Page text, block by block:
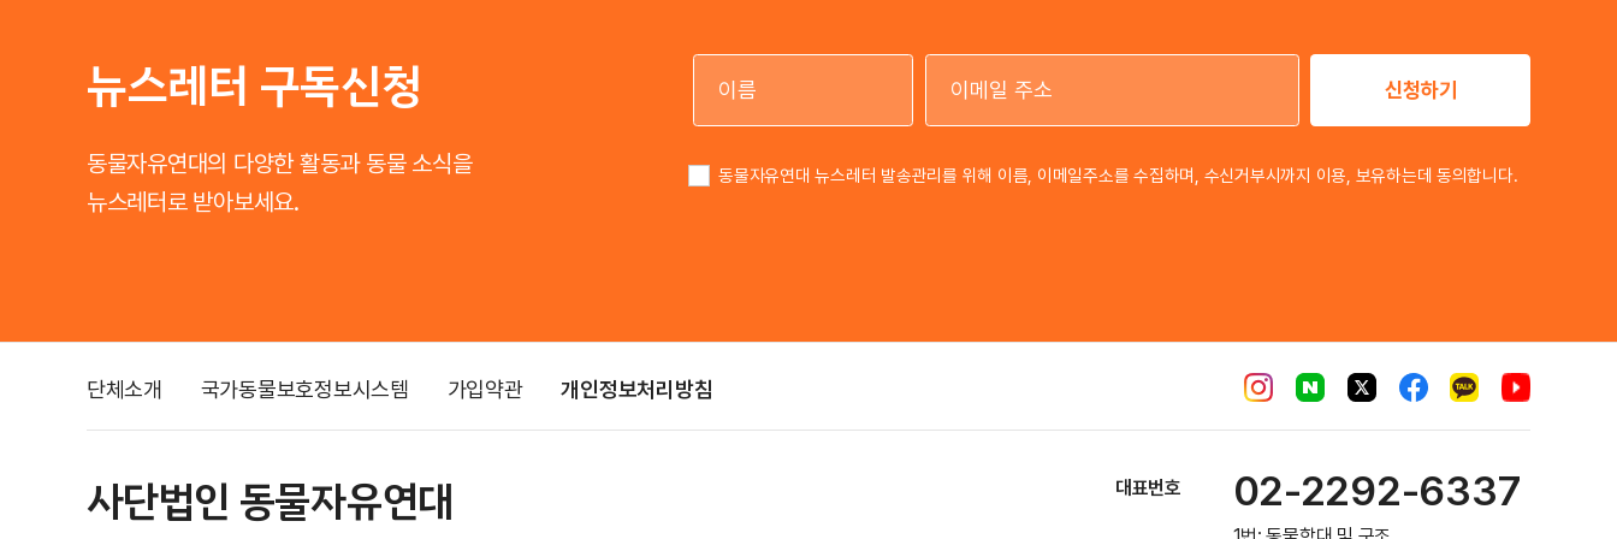
뉴스레터 구독신청
동물자유연대의 다양한 활동과 동물 소식을
뉴스레터로 받아보세요.
신청하기
동물자유연대 뉴스레터 발송관리를 위해 이름, 이메일주소를 수집하며, 수신거부시까지 이용, 보유하는데 동의합니다.
단체소개 국가동물보호정보시스템 가입약관 개인정보처리방침
사단법인 동물자유연대 대표번호 02-2292-6337